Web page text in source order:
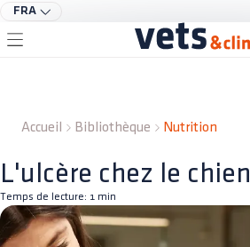
FRA
Accueil Bibliothèque Nutrition
L'ulcère chez le chien
Temps de lecture: 1 min